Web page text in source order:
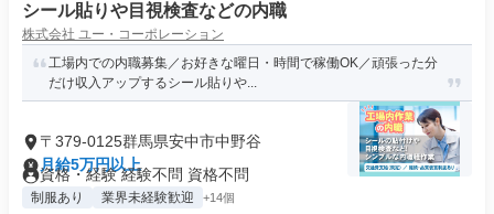
シール貼りや目視検査などの内職
株式会社 ユー・コーポレーション
工場内での内職募集／お好きな曜日・時間で稼働OK／頑張った分
だけ収入アップするシール貼りや...
〒379-0125群馬県安中市中野谷
月給5万円以上
資格・経験 経験不問 資格不問
制服あり 業界未経験歓迎 +14個